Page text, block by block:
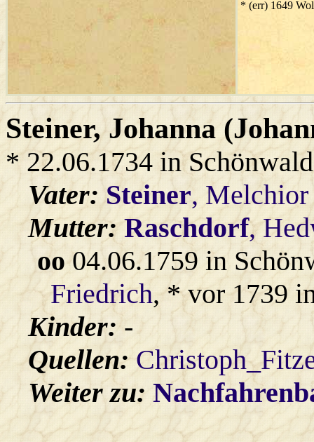
* (err) 1649
Steiner, Johanna
* 22.06.1734 in
Vater:Steiner, Melchior
Mutter:Raschdorf,
oo04.06.1759 in
Friedrich, * vor 1739
Kinder:-
Quellen:
Weiter zu: